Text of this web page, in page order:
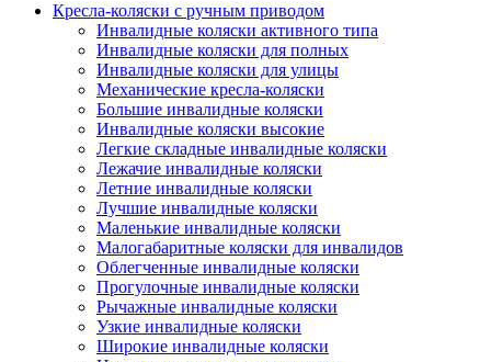
Кресла-коляски с ручным приводом
Инвалидные коляски активного типа
Инвалидные коляски для полных
Инвалидные коляски для улицы
Механические кресла-коляски
Большие инвалидные коляски
Инвалидные коляски высокие
Легкие складные инвалидные коляски
Лежачие инвалидные коляски
Летние инвалидные коляски
Лучшие инвалидные коляски
Маленькие инвалидные коляски
Малогабаритные коляски для инвалидов
Облегченные инвалидные коляски
Прогулочные инвалидные коляски
Рычажные инвалидные коляски
Узкие инвалидные коляски
Широкие инвалидные коляски